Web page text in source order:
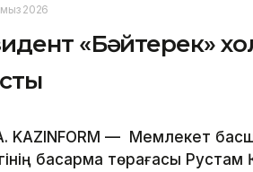
2026
«Бәйтерек»
KAZINFORM — Мемлекет
басқарма төрағасы